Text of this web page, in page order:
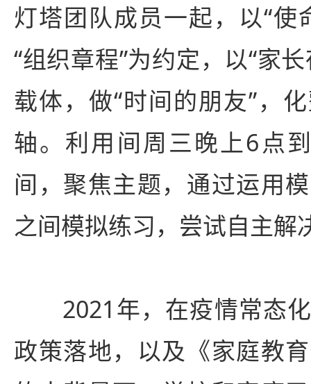
灯塔团队成员一起，以“使
“组织章程”为约定，以“家
载体，做“时间的朋友”，
轴。利用间周三晚上6点
间，聚焦主题，通过运用
之间模拟练习，尝试自主解
2021年，在疫情常态化
政策落地，以及《家庭教